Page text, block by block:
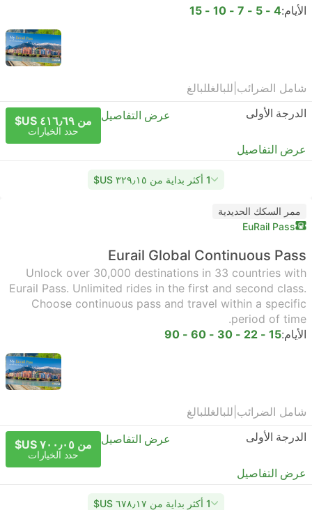
الأيام:4 - 5 - 7 - 10 - 15
شامل الضرائب للبالغللبالغ
الدرجة الأولى
عرض التفاصيل من ٤١٦٫٦٩ US$
حدد الخيارات
عرض التفاصيل
1 أكثر بداية من ٣٢٩٫١٥ US$
ممر السكك الحديدية
EuRail Pass
Eurail Global Continuous Pass
Unlock over 30,000 destinations in 33 countries with
Eurail Pass. Unlimited rides in the first and second class.
Choose continuous pass and travel within a specific
period of time.
الأيام:15 - 22 - 30 - 60 - 90
شامل الضرائب للبالغللبالغ
الدرجة الأولى
عرض التفاصيل من ٧٠٠٫٠٥ US$
حدد الخيارات
عرض التفاصيل
1 أكثر بداية من ٦٧٨٫١٧ US$